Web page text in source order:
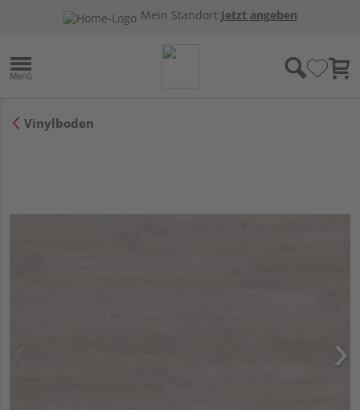
Mein Standort:Jetzt angeben
Vinylboden